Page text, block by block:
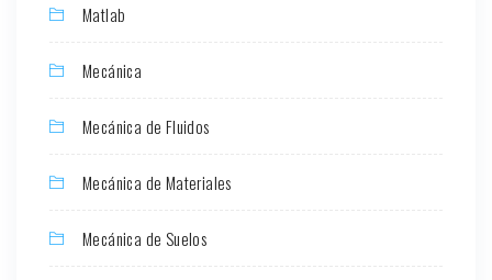
Matlab
Mecánica
Mecánica de Fluidos
Mecánica de Materiales
Mecánica de Suelos